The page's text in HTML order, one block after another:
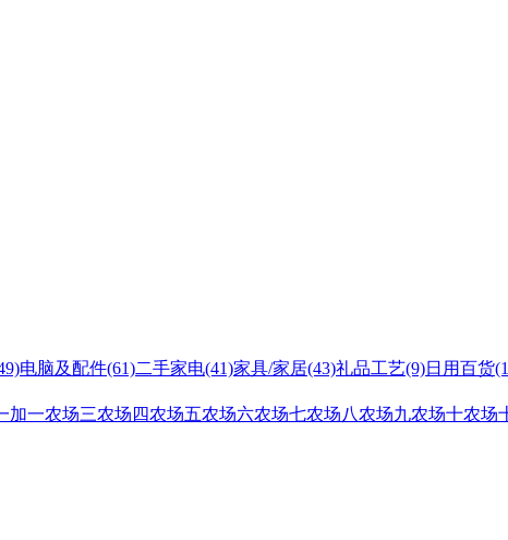
电脑及配件(61)二手家电(41)家具/家居(43)礼品工艺(9)日用百货
加一农场三农场 四农场五农场六农场七农场八农场九农场十农场